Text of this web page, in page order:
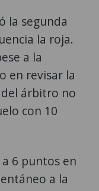
la segunda
la roja.
a la
en revisar la
del árbitro no
con 10
6 puntos en
a la